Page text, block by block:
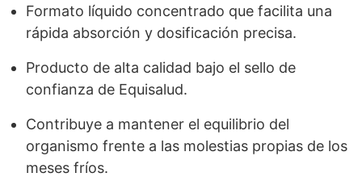
Formato líquido concentrado que facilita una
rápida absorción y dosificación precisa.
Producto de alta calidad bajo el sello de
confianza de Equisalud.
Contribuye a mantener el equilibrio del
organismo frente a las molestias propias de los
meses fríos.